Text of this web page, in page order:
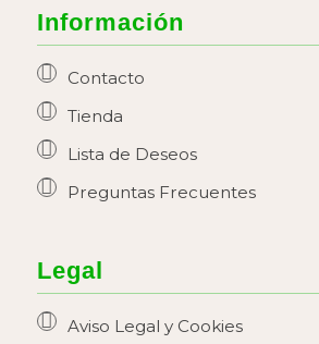
Información
Contacto
Tienda
Lista de Deseos
Preguntas Frecuentes
Legal
Aviso Legal y Cookies